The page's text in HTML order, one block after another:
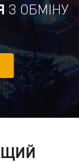
З ОБМІНУ